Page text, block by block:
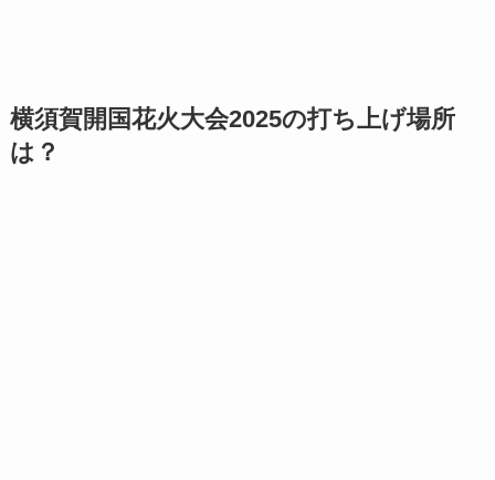
横須賀開国花火大会2025の打ち上げ場所
は？